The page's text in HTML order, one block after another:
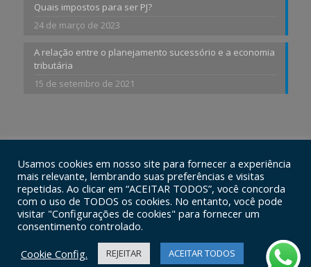
Quais impostos para ser PJ?
24 de março de 2023
A relação entre o planejamento sucessório e a economia
tributária
15 de setembro de 2021
© 2026 Ferraz Advogados Associados. Todos os Direitos
Reservados.
Usamos cookies em nosso site para fornecer a experiência
mais relevante, lembrando suas preferências e visitas
repetidas. Ao clicar em “ACEITAR TODOS”, você concorda
com o uso de TODOS os cookies. No entanto, você pode
visitar "Configurações de cookies" para fornecer um
consentimento controlado.
Cookie Config.
REJEITAR ACEITAR TODOS